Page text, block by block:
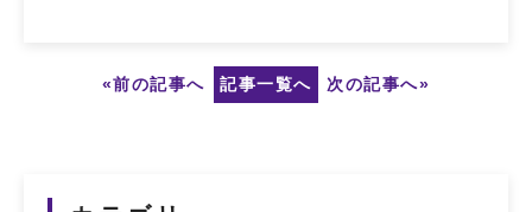
«前の記事へ 記事一覧へ 次の記事へ»